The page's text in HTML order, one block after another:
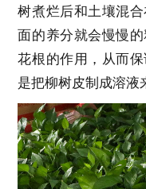
树煮烂后和土壤混
面的养分就会慢慢
花根的作用，从而
是把柳树皮制成溶液